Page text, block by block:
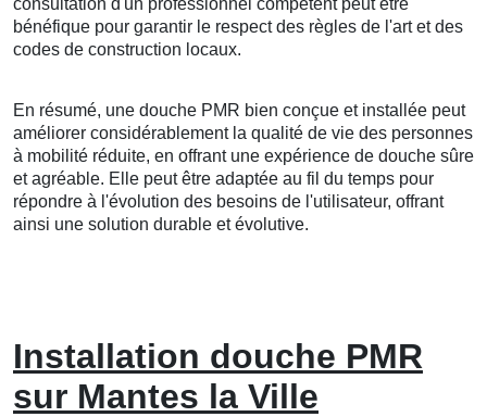
bénéfique pour garantir le respect des règles de l'art et des
codes de construction locaux.
En résumé, une douche PMR bien conçue et installée peut
améliorer considérablement la qualité de vie des personnes
à mobilité réduite, en offrant une expérience de douche sûre
et agréable. Elle peut être adaptée au fil du temps pour
répondre à l'évolution des besoins de l'utilisateur, offrant
ainsi une solution durable et évolutive.
Installation douche PMR
sur Mantes la Ville